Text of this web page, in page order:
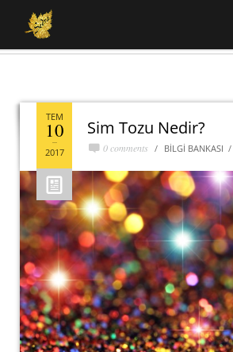
Sim Tozu Nedir?
0 comments BILGI BANKASI
TEM
10
2017